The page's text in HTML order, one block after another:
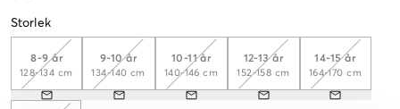
Storlek
8-9 år
128-134 cm
9-10 år
134-140 cm
10-11 år
140-146 cm
12-13 år
152-158 cm
14-15 år
164-170 cm